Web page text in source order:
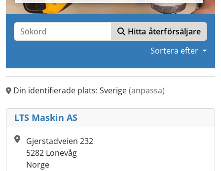
Hitta återförsäljare
Sortera efter
Din identifierade plats: Sverige(anpassa)
LTS Maskin AS
Gjerstadveien 232
5282 Lonevåg
Norge